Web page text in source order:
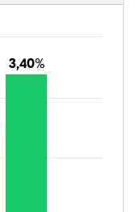
3,40%
3,40%